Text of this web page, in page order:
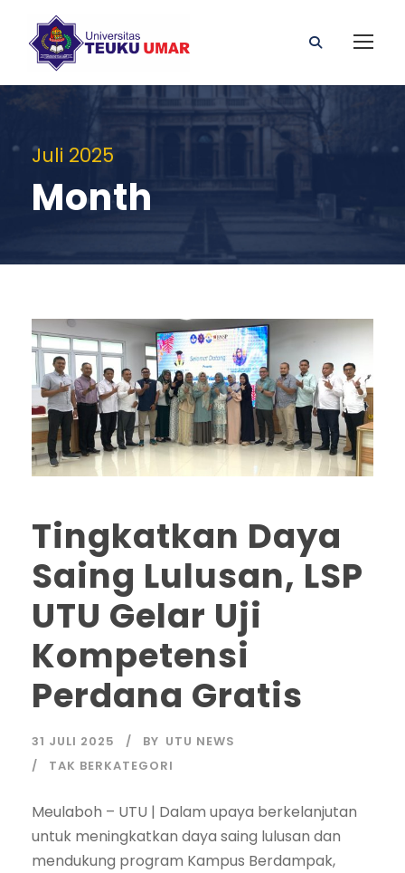
Juli 2025
Month
Tingkatkan Daya
Saing Lulusan, LSP
UTU Gelar Uji
Kompetensi
Perdana Gratis
31 JULI 2025 BY UTU NEWS
TAK BERKATEGORI
Meulaboh – UTU | Dalam upaya berkelanjutan
untuk meningkatkan daya saing lulusan dan
mendukung program Kampus Berdampak,